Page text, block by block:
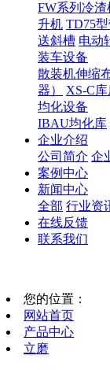
FW系列冷渣
升机 TD75
送斜槽 电动
装车设备
散装机伸缩
器）
XS-C
均化设备
IBAU均化库
企业介绍
公司简介 企
案例中心
新闻中心
全部 行业资
在线反馈
联系我们
您的位置：
网站首页
产品中心
立磨